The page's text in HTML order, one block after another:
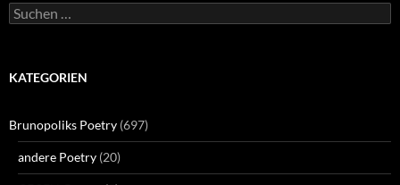
Suchen
nach:
KATEGORIEN
Brunopoliks Poetry (697)
andere Poetry (20)